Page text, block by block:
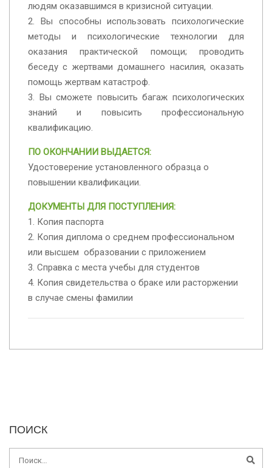
людям оказавшимся в кризисной ситуации.
2. Вы способны использовать психологические
методы и психологические технологии для
оказания практической помощи; проводить
беседу с жертвами домашнего насилия, оказать
помощь жертвам катастроф.
3. Вы сможете повысить багаж психологических
знаний и повысить профессиональную
квалификацию.
ПО ОКОНЧАНИИ ВЫДАЕТСЯ:
Удостоверение установленного образца о
повышении квалификации.
ДОКУМЕНТЫ ДЛЯ ПОСТУПЛЕНИЯ:
1. Копия паспорта
2. Копия диплома о среднем профессиональном
или высшем образовании с приложением
3. Справка с места учебы для студентов
4. Копия свидетельства о браке или расторжении
в случае смены фамилии
ПОИСК